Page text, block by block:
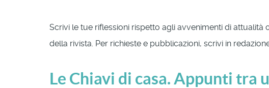
Scrivi le tue riflessioni rispetto agli avvenimenti di
della rivista. Per richieste e pubblicazioni, scrivi in
Le Chiavi di casa. Appunti tra